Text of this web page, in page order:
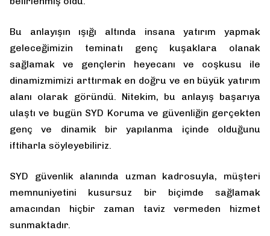
Bu anlayışın ışığı altında insana yatırım yapmak
geleceğimizin teminatı genç kuşaklara olanak
sağlamak ve gençlerin heyecanı ve coşkusu ile
dinamizmimizi arttırmak en doğru ve en büyük yatırım
alanı olarak göründü. Nitekim, bu anlayış başarıya
ulaştı ve bugün SYD Koruma ve güvenliğin gerçekten
genç ve dinamik bir yapılanma içinde olduğunu
iftiharla söyleyebiliriz.
SYD güvenlik alanında uzman kadrosuyla, müşteri
memnuniyetini kusursuz bir biçimde sağlamak
amacından hiçbir zaman taviz vermeden hizmet
sunmaktadır.